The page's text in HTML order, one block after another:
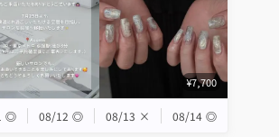
¥7,700
◎ 08/12 ◎ 08/13 × 08/14 ◎